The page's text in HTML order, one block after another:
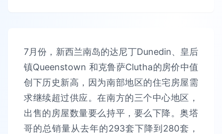
7月份，新西兰南岛的达尼丁Dunedin、皇后
镇Queenstown 和克鲁萨Clutha的房价中值
创下历史新高，因为南部地区的住宅房屋需
求继续超过供应。在南方的三个中心地区，
出售的房屋数量要么持平，要么下降。奥塔
哥的总销量从去年的293套下降到280套，